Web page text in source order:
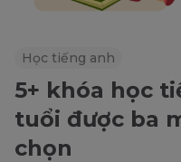
Học tiếng anh
5+ khóa học
tuổi được ba
chọn